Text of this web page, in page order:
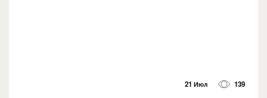
21 Июл 139